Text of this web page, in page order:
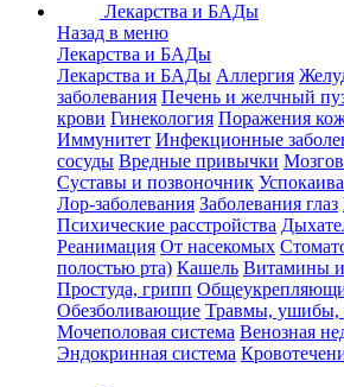
Лекарства и БАДы
Назад в меню
Лекарства и БАДы
Лекарства и БАДы Аллергия
заболевания Печень и желчный
крови Гинекология Поражения
Иммунитет Инфекционные
сосуды Вредные привычки
Суставы и позвоночник
Лор-заболевания Заболевания глаз
Психические расстройства
Реанимация От насекомых
полостью рта) Кашель Витамины
Простуда, грипп
Обезболивающие Травмы, ушибы,
Мочеполовая система Венозная
Эндокринная система